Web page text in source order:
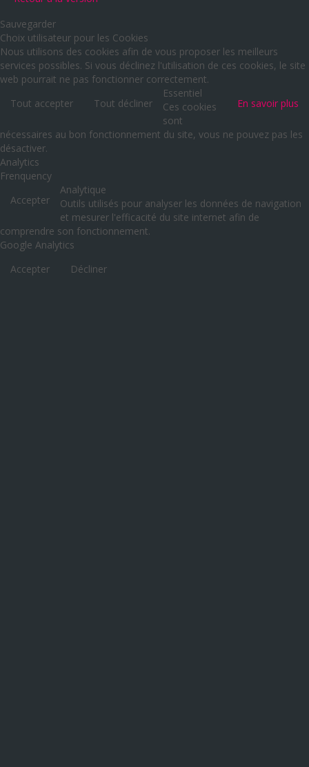
Sauvegarder
Choix utilisateur pour les Cookies
Nous utilisons des cookies afin de vous proposer les meilleurs
services possibles. Si vous déclinez l'utilisation de ces cookies, le site
web pourrait ne pas fonctionner correctement.
Tout accepter
Tout décliner En savoir plus
Essentiel
Ces cookies
sont
nécessaires au bon fonctionnement du site, vous ne pouvez pas les
désactiver.
Analytics
Frenquency
Accepter
Analytique
Outils utilisés pour analyser les données de navigation
et mesurer l'efficacité du site internet afin de
comprendre son fonctionnement.
Google Analytics
Accepter
Décliner